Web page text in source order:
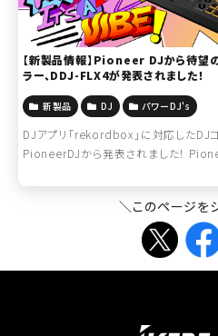
【新製品情報】Pioneer DJから待望
ラー、DDJ-FLX4が発表されました！
新製品 DJ パワーDJ's
DJアプリ「rekordbox」に対応したDJ
PioneerDJから発表されました！
＼このページを